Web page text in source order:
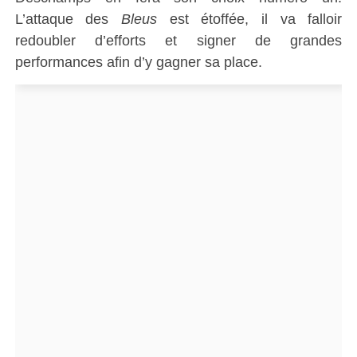
L’attaque des Bleus est étoffée, il va falloir
redoubler d’efforts et signer de grandes
performances afin d’y gagner sa place.